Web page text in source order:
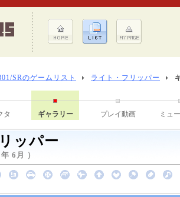
SRのゲームリスト ライト・フリッパー
タ ギャラリー プレイ動画 ミュ
ッパー
6月 ）